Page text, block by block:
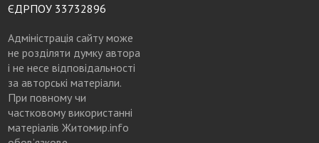
ЄДРПОУ 33732896
Адміністрація сайту може
не розділяти думку автора
і не несе відповідальності
за авторські матеріали.
При повному чи
частковому використанні
матеріалів Житомир.info